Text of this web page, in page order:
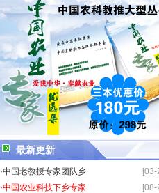
最新更新
·中国老教授专家团队乡
[03-
·中国农业科技下乡专家
[08-